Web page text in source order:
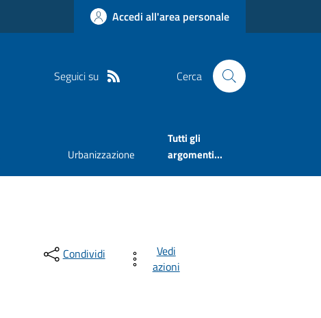
Accedi all'area personale
Seguici su Cerca
Urbanizzazione
Tutti gli
argomenti...
Condividi
Vedi
azioni